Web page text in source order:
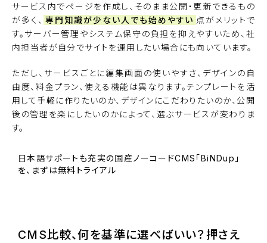
サービス内でページを作成し、そのまま公開・更新できるもの
が多く、 専門知識が少ない人でも始めやすい 点がメリットで
す。サーバー管理やシステム保守の負担を抑えやすいため、社
内担当者が自分でサイトを運用したい場合にも向いています。
ただし、サービスごとに編集画面の使いやすさ、デザインの自
由度、料金プラン、使える機能は異なります。テンプレートを活
用して手軽に作りたいのか、デザインにこだわりたいのか、公開
後の管理を楽にしたいのかによって、選ぶサービスが変わりま
す。
日本語サポートも充実の国産ノーコードCMS「BiNDup」
を、まずは無料トライアル
CMS比較、何を基準に選べばいい？押さえ